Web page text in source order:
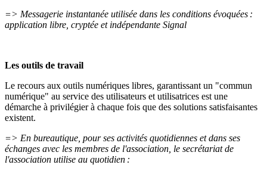
=> Messagerie instantanée utilisée dans les conditions évoquées :
application libre, cryptée et indépendante Signal
Les outils de travail
Le recours aux outils numériques libres, garantissant un "commun
numérique" au service des utilisateurs et utilisatrices est une
démarche à privilégier à chaque fois que des solutions satisfaisantes
existent.
=> En bureautique, pour ses activités quotidiennes et dans ses
échanges avec les membres de l'association, le secrétariat de
l'association utilise au quotidien :